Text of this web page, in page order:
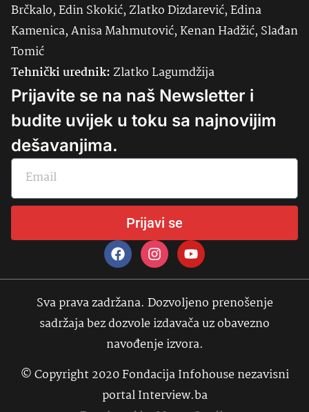
Brčkalo, Edin Skokić, Zlatko Dizdarević, Edina
Kamenica, Anisa Mahmutović, Kenan Hadžić, Slađan
Tomić
Tehnički urednik:Zlatko Lagumdžija
Prijavite se na naš Newsletter i
budite uvijek u toku sa najnovijim
dešavanjima.
Prijavi se
Sva prava zadržana. Dozvoljeno prenošenje
sadržaja bez dozvole izdavača uz obavezno
navođenje izvora.
© Copyright 2020 Fondacija Infohouse nezavisni
portal Interview.ba